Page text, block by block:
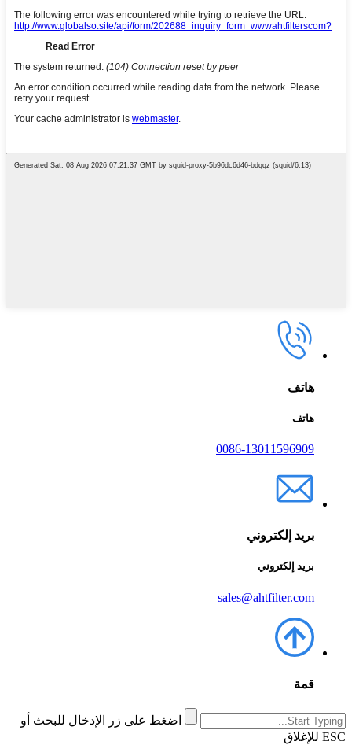
هاتف
هاتف
0086-13011596909
بريد إلكتروني
بريد إلكتروني
sales@ahtfilter.com
قمة
اضغط على زر الإدخال للبحث أو
ESC للإغلاق